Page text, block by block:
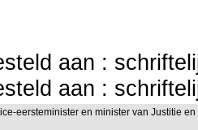
aan :
aan :
eersteminister en minister van Justitie